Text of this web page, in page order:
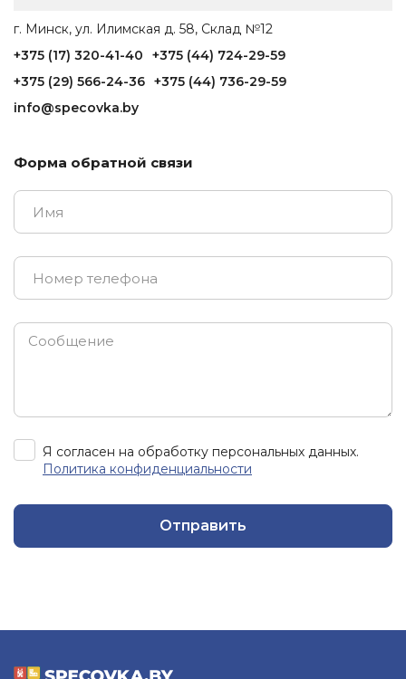
Форма обратной связи
Я согласен на обработку персональных данных.
Политика конфиденциальности
Отправить
г. Минск, ул. Илимская д. 58, Склад №12
+375 (17) 320-41-40
+375 (44) 724-29-59
+375 (29) 566-24-36 +375 (44) 736-29-59
info@specovka.by